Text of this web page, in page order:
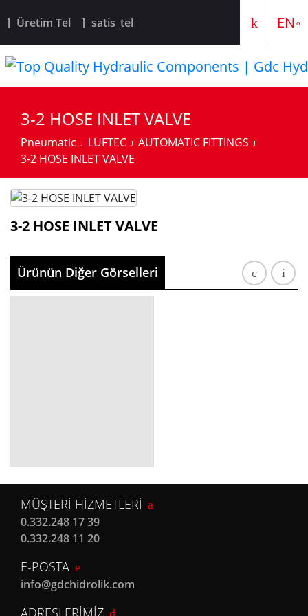
Üretim Tel satis_tel EN
TR
3-2 HOSE INLET VALVE
Pneumatic LUFTEC
AUTOMATIC FITTINGS
3-2 HOSE INLET VALVE
3-2 HOSE INLET VALVE
Ürünün Diğer Görselleri
MÜŞTERİ HİZMETLERİ
0.332.248 17 39
0.332.248 11 20
E-POSTA
info@gdchidrolik.com
ADRESLERİMİZ